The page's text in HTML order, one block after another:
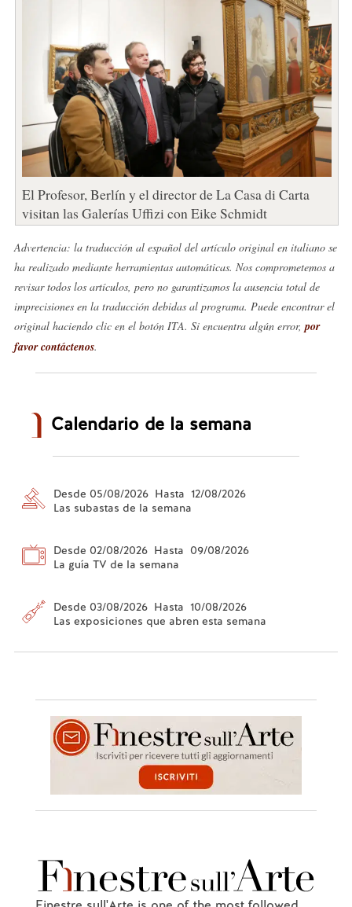
El Profesor, Berlín y el director de La Casa di Carta
visitan las Galerías Uffizi con Eike Schmidt
Advertencia: la traducción al español del artículo original en italiano se
ha realizado mediante herramientas automáticas. Nos comprometemos a
revisar todos los artículos, pero no garantizamos la ausencia total de
imprecisiones en la traducción debidas al programa. Puede encontrar el
original haciendo clic en el botón ITA. Si encuentra algún error, por
favor contáctenos.
Calendario de la semana
Desde 05/08/2026 Hasta 12/08/2026
Las subastas de la semana
Desde 02/08/2026 Hasta 09/08/2026
La guía TV de la semana
Desde 03/08/2026 Hasta 10/08/2026
Las exposiciones que abren esta semana